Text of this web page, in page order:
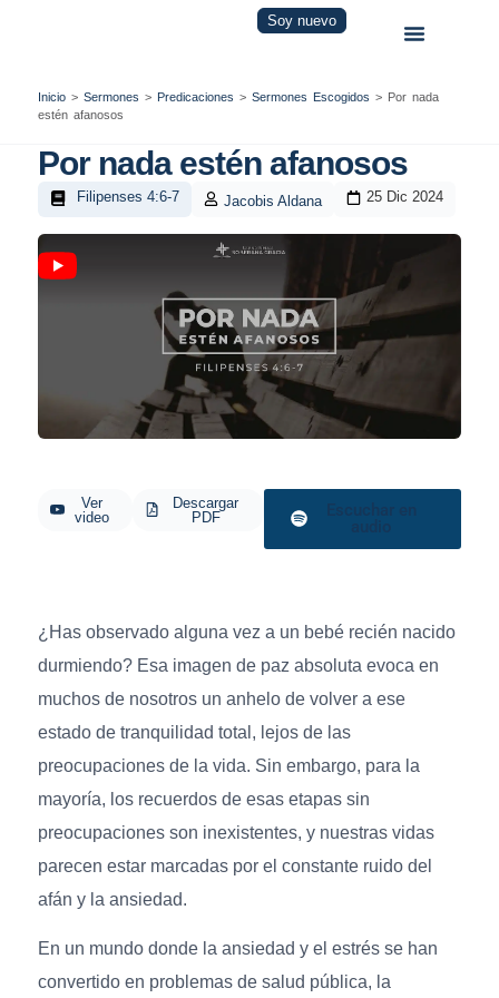
Soy nuevo
Inicio> Sermones > Predicaciones > Sermones Escogidos > Por nada
estén afanosos
Por nada estén afanosos
Filipenses 4:6-7 Jacobis Aldana 25 Dic 2024
Ver
video
Descargar
PDF
¿Has observado alguna vez a un bebé recién nacido
durmiendo? Esa imagen de paz absoluta evoca en
muchos de nosotros un anhelo de volver a ese
estado de tranquilidad total, lejos de las
preocupaciones de la vida. Sin embargo, para la
mayoría, los recuerdos de esas etapas sin
preocupaciones son inexistentes, y nuestras vidas
parecen estar marcadas por el constante ruido del
afán y la ansiedad.
En un mundo donde la ansiedad y el estrés se han
convertido en problemas de salud pública, la